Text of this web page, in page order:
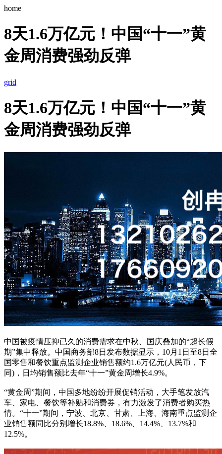
home
8天1.6万亿元！中国“十一”黄
金周消费强劲反弹
grid
8天1.6万亿元！中国“十一”黄
金周消费强劲反弹
中国被疫情压抑已久的消费需求在中秋、国庆叠加的“超长假
期”集中释放。中国商务部8日发布数据显示，10月1日至8日全
国零售和餐饮重点监测企业销售额约1.6万亿元(人民币，下
同)，日均销售额比去年“十一”黄金周增长4.9%。
“黄金周”期间，中国多地纷纷开展促销活动，大手笔发放汽
车、家电、餐饮等补贴和消费券，有力激发了消费者购买热
情。“十一”期间，宁波、北京、甘肃、上海、海南重点监测企
业销售额同比分别增长18.8%、18.6%、14.4%、13.7%和
12.5%。